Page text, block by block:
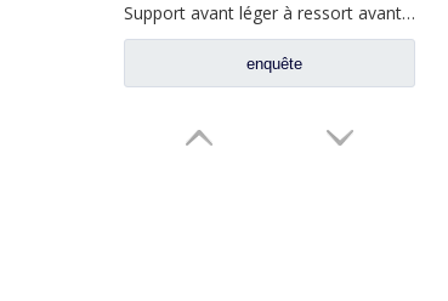
Support avant léger à ressort avant pour pièces de rechange de camion Foton Auman H0292190803A0
enquête